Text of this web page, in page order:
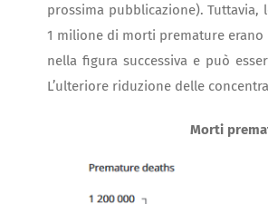
prossima pubblicazione).
1 milione di morti premature erano
nella figura successiva e può
L’ulteriore riduzione delle
Morti